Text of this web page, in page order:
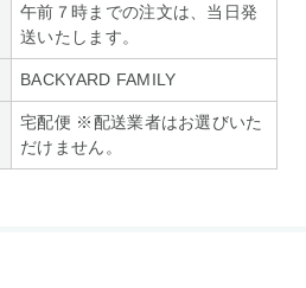
午前７時までの注文は、当日発
送いたします。
BACKYARD FAMILY
宅配便 ※配送業者はお選びいた
だけません。